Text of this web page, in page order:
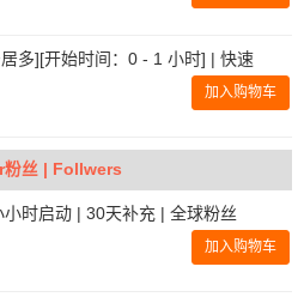
多][开始时间：0 - 1 小时] | 快速
加入购物车
丝 | Follwers
时启动 | 30天补充 | 全球粉丝
加入购物车